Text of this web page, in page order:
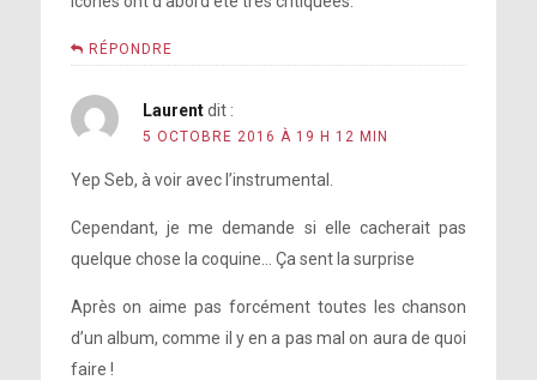
RÉPONDRE
Laurent dit :
5 OCTOBRE 2016 À 19 H 12 MIN
Yep Seb, à voir avec l’instrumental.
Cependant, je me demande si elle cacherait pas
quelque chose la coquine… Ça sent la surprise
Après on aime pas forcément toutes les chanson
d’un album, comme il y en a pas mal on aura de quoi
faire !